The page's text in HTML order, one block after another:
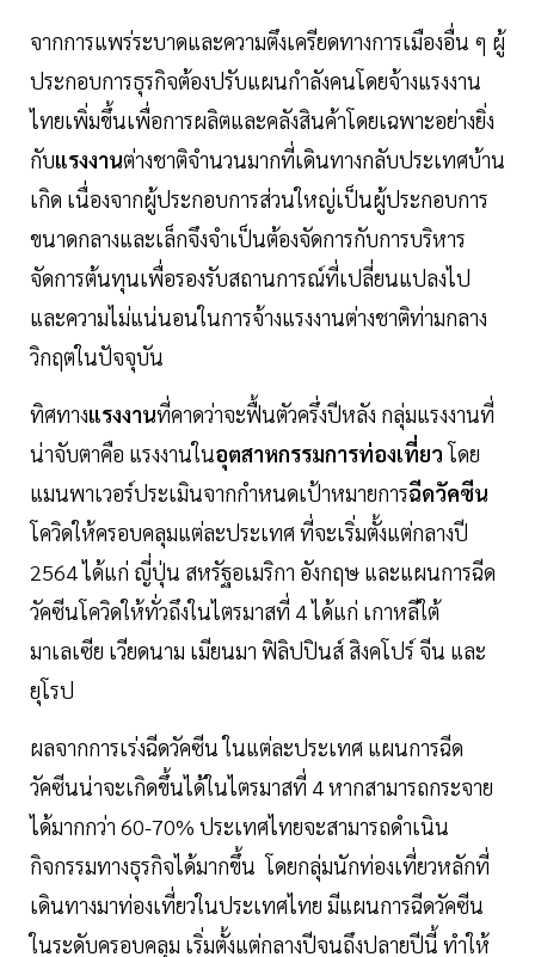
จากการแพร่ระบาดและความตึงเครียดทางการเมืองอื่น ๆ ผู้
ประกอบการธุรกิจต้องปรับแผนกำลังคนโดยจ้างแรงงาน
ไทยเพิ่มขึ้นเพื่อการผลิตและคลังสินค้าโดยเฉพาะอย่างยิ่ง
กับแรงงานต่างชาติจำนวนมากที่เดินทางกลับประเทศบ้าน
เกิด เนื่องจากผู้ประกอบการส่วนใหญ่เป็นผู้ประกอบการ
ขนาดกลางและเล็กจึงจำเป็นต้องจัดการกับการบริหาร
จัดการต้นทุนเพื่อรองรับสถานการณ์ที่เปลี่ยนแปลงไป
และความไม่แน่นอนในการจ้างแรงงานต่างชาติท่ามกลาง
วิกฤตในปัจจุบัน
ทิศทางแรงงานที่คาดว่าจะฟื้นตัวครึ่งปีหลัง กลุ่มแรงงานที่
น่าจับตาคือ แรงงานในอุตสาหกรรมการท่องเที่ยวโดย
แมนพาเวอร์ประเมินจากกำหนดเป้าหมายการฉีดวัคซีน
โควิดให้ครอบคลุมแต่ละประเทศ ที่จะเริ่มตั้งแต่กลางปี
2564 ได้แก่ ญี่ปุ่น สหรัฐอเมริกา อังกฤษ และแผนการฉีด
วัคซีนโควิดให้ทั่วถึงในไตรมาสที่ 4 ได้แก่ เกาหลีใต้
มาเลเซีย เวียดนาม เมียนมา ฟิลิปปินส์ สิงคโปร์ จีน และ
ยุโรป
ผลจากการเร่งฉีดวัคซีน ในแต่ละประเทศ แผนการฉีด
วัคซีนน่าจะเกิดขึ้นได้ในไตรมาสที่ 4 หากสามารถกระจาย
ได้มากกว่า 60-70% ประเทศไทยจะสามารถดำเนิน
กิจกรรมทางธุรกิจได้มากขึ้น โดยกลุ่มนักท่องเที่ยวหลักที่
เดินทางมาท่องเที่ยวในประเทศไทย มีแผนการฉีดวัคซีน
ในระดับครอบคลุม เริ่มตั้งแต่กลางปีจนถึงปลายปีนี้ ทำให้